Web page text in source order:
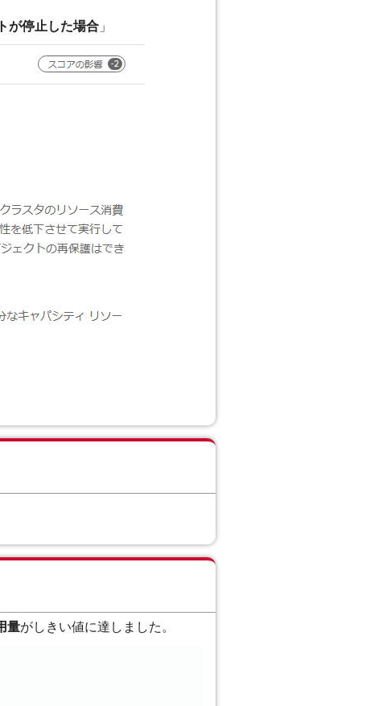
が停止した場合 」
量がしきい値に達しました。